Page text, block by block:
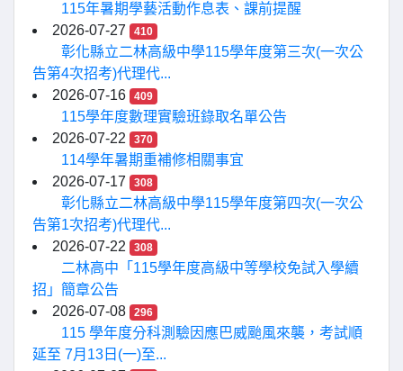
115年暑期學藝活動作息表、課前提醒
2026-07-27
410
彰化縣立二林高級中學115學年度第三次(一次公
告第4次招考)代理代...
2026-07-16
409
115學年度數理實驗班錄取名單公告
2026-07-22
370
114學年暑期重補修相關事宜
2026-07-17
308
彰化縣立二林高級中學115學年度第四次(一次公
告第1次招考)代理代...
2026-07-22
308
二林高中「115學年度高級中等學校免試入學續
招」簡章公告
2026-07-08
296
115 學年度分科測驗因應巴威颱風來襲，考試順
延至 7月13日(一)至...